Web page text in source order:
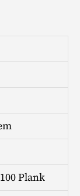
Plank